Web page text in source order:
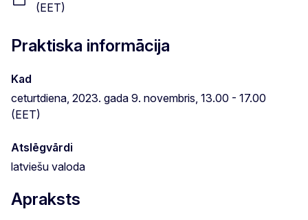
(EET)
Praktiska informācija
Kad
ceturtdiena, 2023. gada 9. novembris, 13.00 - 17.00
(EET)
Atslēgvārdi
latviešu valoda
Apraksts